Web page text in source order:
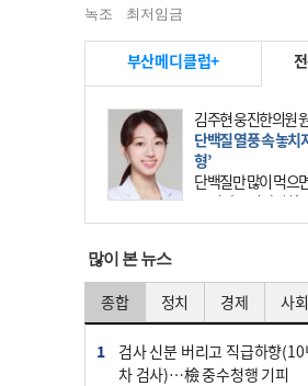
녹조
최저임금
부산메디클럽+
김주현 웅진한의원
단백질 열풍 속 놓치
형’
단백질만 많이 먹으
즘 건강을 이야기할
키워드가 단백질이
많이 본 뉴스
종합 정치 경제 사회
1
검사 신분 버리고 직급하향(10
차 검사)…檢 중수청행 기피